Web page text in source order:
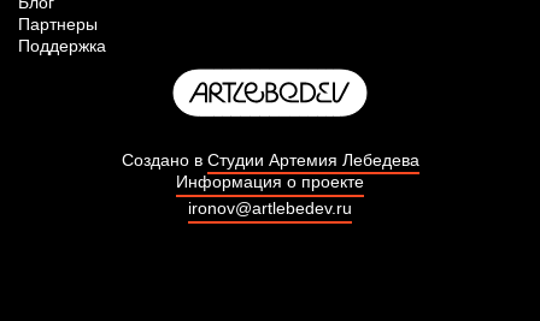
Партнеры
Поддержка
Создано в Студии Артемия Лебедева
Информация о проекте
ironov@artlebedev.ru